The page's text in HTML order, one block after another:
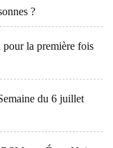
?
la première fois
du 6 juillet